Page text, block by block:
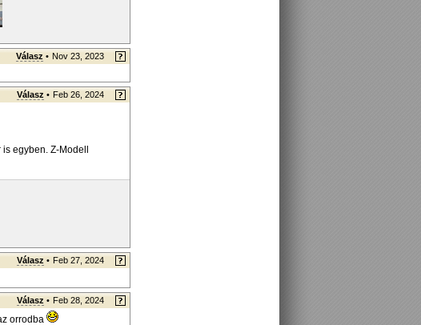
Válasz • Nov 23, 2023
Válasz • Feb 26, 2024
egyben. Z-Modell
Válasz • Feb 27, 2024
Válasz • Feb 28, 2024
orrodba